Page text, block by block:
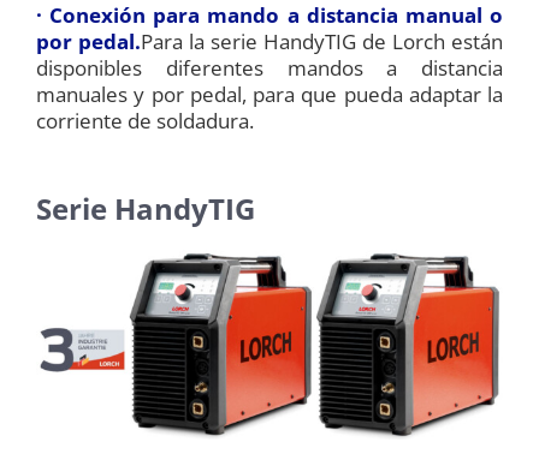
· Conexión para mando a distancia manual o
por pedal.Para la serie HandyTIG de Lorch están
disponibles diferentes mandos a distancia
manuales y por pedal, para que pueda adaptar la
corriente de soldadura.
Serie HandyTIG